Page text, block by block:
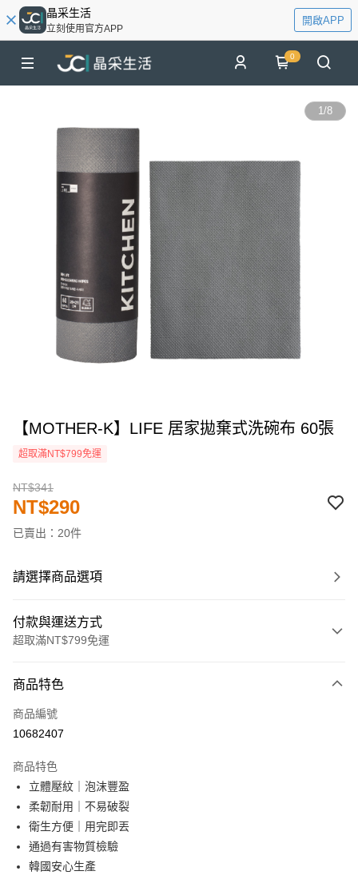
晶采生活
立刻使用官方APP
開啟APP
0
1/8
【MOTHER-K】LIFE 居家拋棄式洗碗布 60張
超取滿NT$799免運
NT$341
NT$290
已賣出：20件
請選擇商品選項
付款與運送方式
超取滿NT$799免運
信用卡一次付款
LINE Pay
街口支付
悠遊付
全盈+PAY
AFTEE先享後付
商品特色
商品編號
10682407
商品特色
立體壓紋｜泡沫豐盈
柔韌耐用｜不易破裂
衛生方便｜用完即丟
通過有害物質檢驗
韓國安心生產